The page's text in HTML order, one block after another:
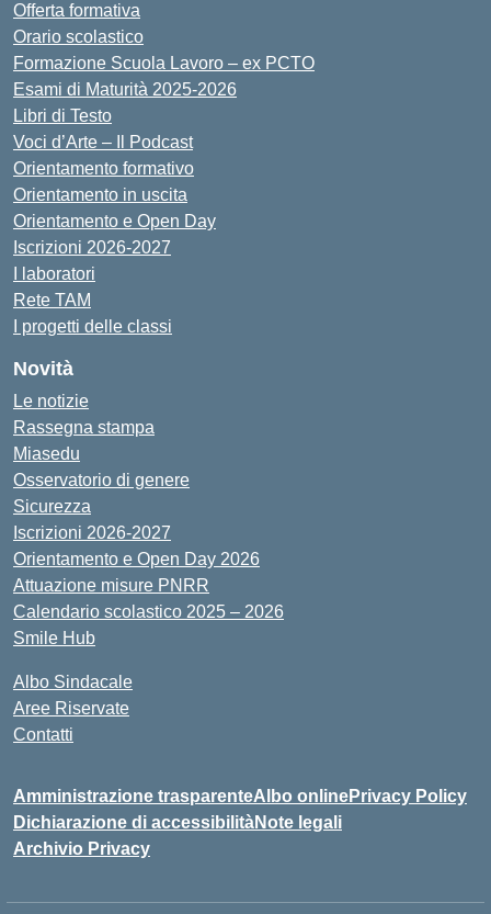
Offerta formativa
Orario scolastico
Formazione Scuola Lavoro – ex PCTO
Esami di Maturità 2025-2026
Libri di Testo
Voci d’Arte – Il Podcast
Orientamento formativo
Orientamento in uscita
Orientamento e Open Day
Iscrizioni 2026-2027
I laboratori
Rete TAM
I progetti delle classi
Novità
Le notizie
Rassegna stampa
Miasedu
Osservatorio di genere
Sicurezza
Iscrizioni 2026-2027
Orientamento e Open Day 2026
Attuazione misure PNRR
Calendario scolastico 2025 – 2026
Smile Hub
Albo Sindacale
Aree Riservate
Contatti
Amministrazione trasparenteAlbo onlinePrivacy Policy
Dichiarazione di accessibilitàNote legali
Archivio Privacy